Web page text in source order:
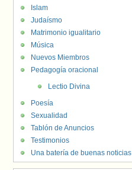
Islam
Judaísmo
Matrimonio igualitario
Música
Nuevos Miembros
Pedagogía oracional
Lectio Divina
Poesía
Sexualidad
Tablón de Anuncios
Testimonios
Una batería de buenas noticias